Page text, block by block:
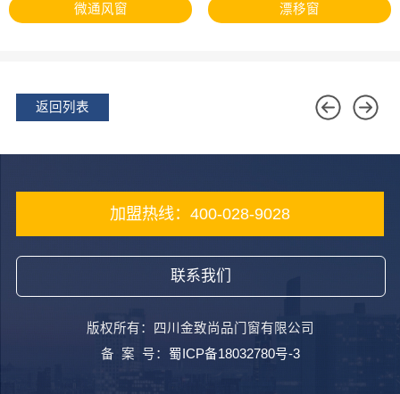
微通风窗 漂移窗
返回列表
加盟热线：400-028-9028
联系我们
版权所有：四川金致尚品门窗有限公司
备 案 号： 蜀ICP备18032780号-3